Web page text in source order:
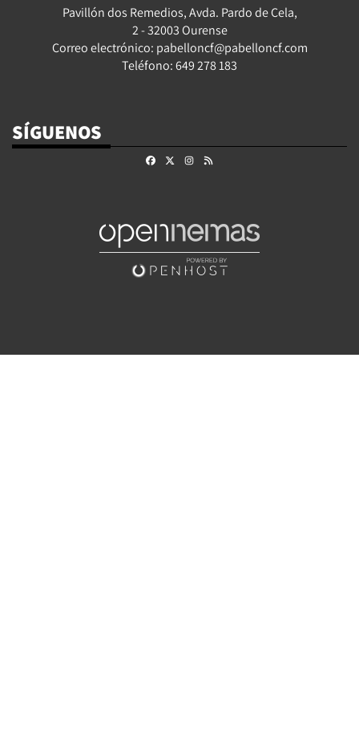
Pavillón dos Remedios, Avda. Pardo de Cela,
2 - 32003 Ourense
Correo electrónico: pabelloncf@pabelloncf.com
Teléfono: 649 278 183
SÍGUENOS
FacebookInstagram